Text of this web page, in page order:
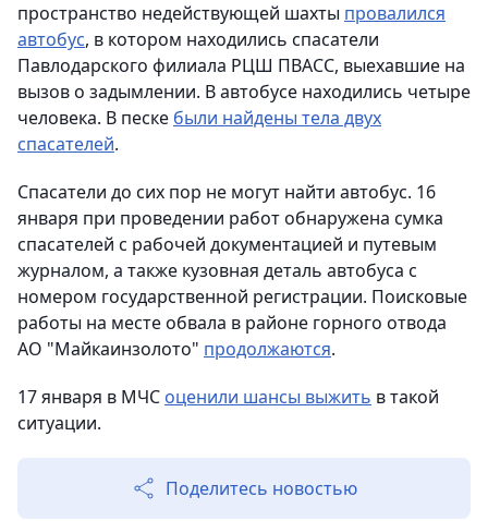
пространство недействующей шахты провалился
автобус, в котором находились спасатели
Павлодарского филиала РЦШ ПВАСС, выехавшие на
вызов о задымлении. В автобусе находились четыре
человека. В песке были найдены тела двух
спасателей.
Спасатели до сих пор не могут найти автобус. 16
января при проведении работ обнаружена сумка
спасателей с рабочей документацией и путевым
журналом, а также кузовная деталь автобуса с
номером государственной регистрации. Поисковые
работы на месте обвала в районе горного отвода
АО "Майкаинзолото" продолжаются.
17 января в МЧС оценили шансы выжить в такой
ситуации.
Поделитесь новостью